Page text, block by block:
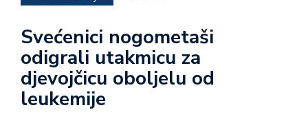
Svećenici nogometaši
odigrali utakmicu za
djevojčicu oboljelu od
leukemije